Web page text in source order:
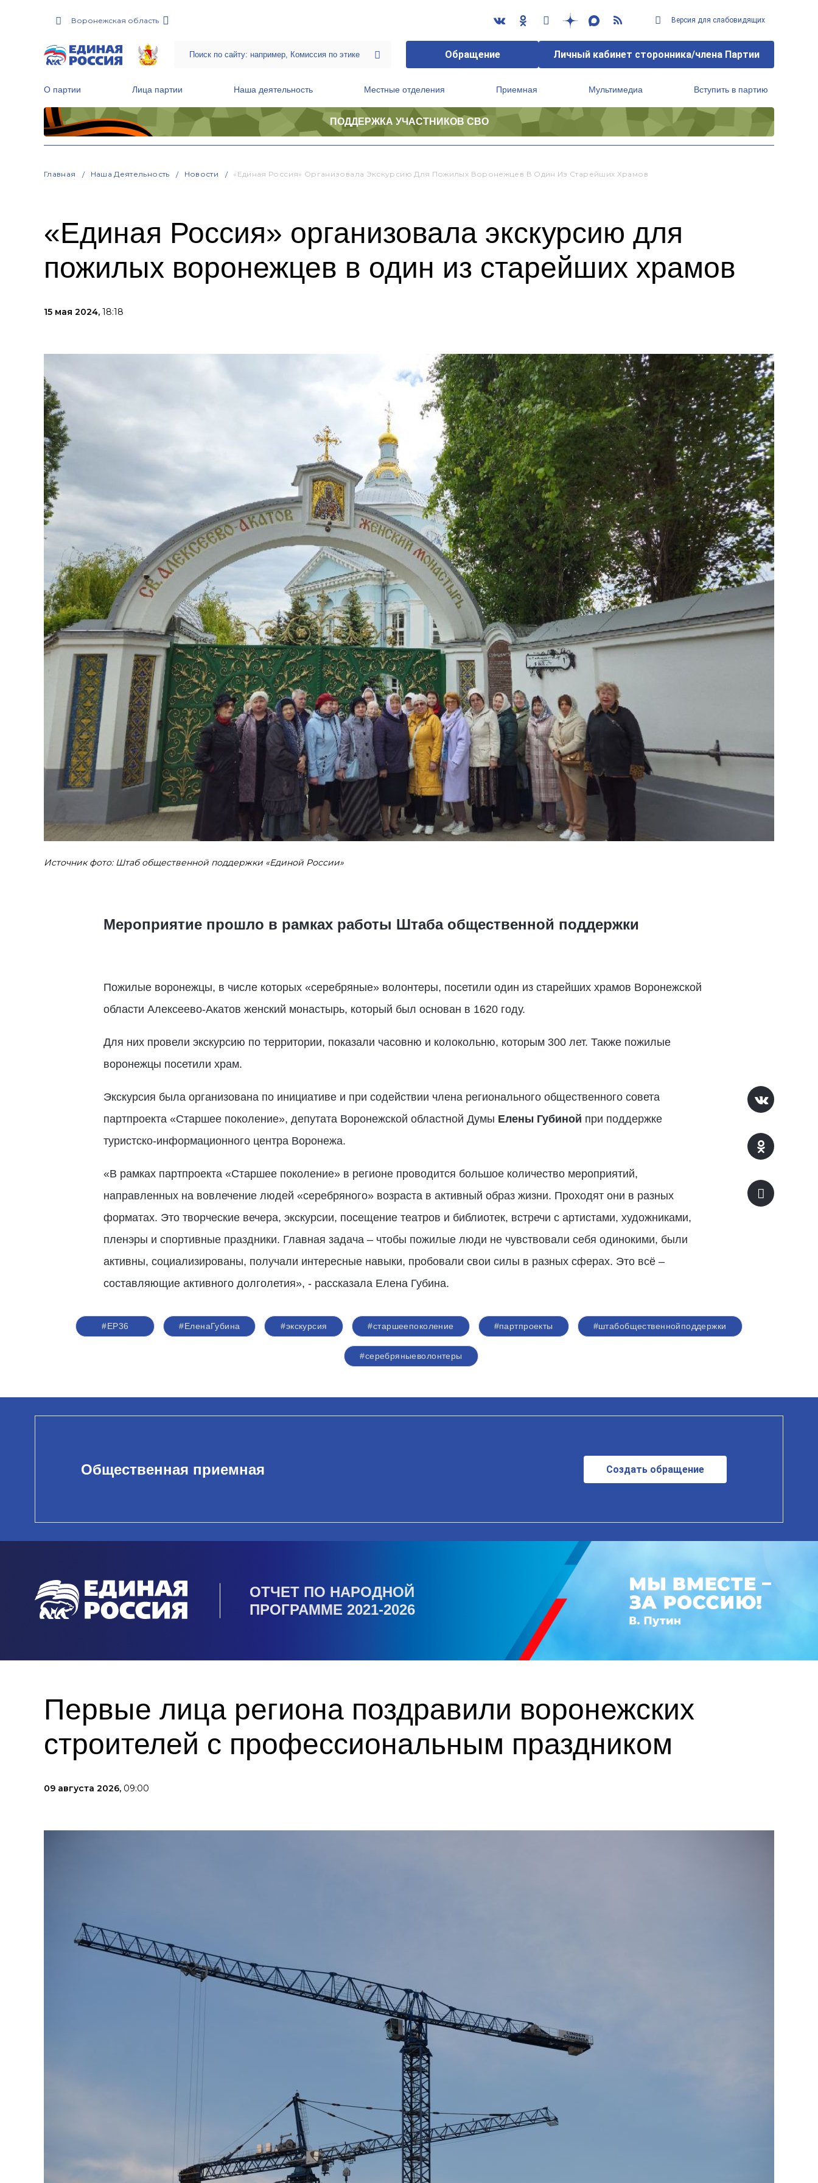
Воронежская область Версия для слабовидящих
Обращение Личный кабинет сторонника/члена Партии
О партии Лица партии Наша деятельность Местные отделения Приемная Мультимедиа Вступить в партию
ПОДДЕРЖКА УЧАСТНИКОВ СВО
Главная Наша Деятельность Новости «Единая Россия» Организовала Экскурсию Для Пожилых Воронежцев В Один Из Старейших Храмов
«Единая Россия» организовала экскурсию для
пожилых воронежцев в один из старейших храмов
15 мая 2024, 18:18
Источник фото: Штаб общественной поддержки «Единой России»
Мероприятие прошло в рамках работы Штаба общественной поддержки
Пожилые воронежцы, в числе которых «серебряные» волонтеры, посетили один из старейших храмов Воронежской
области Алексеево-Акатов женский монастырь, который был основан в 1620 году.
Для них провели экскурсию по территории, показали часовню и колокольню, которым 300 лет. Также пожилые
воронежцы посетили храм.
Экскурсия была организована по инициативе и при содействии члена регионального общественного совета
партпроекта «Старшее поколение», депутата Воронежской областной Думы Елены Губиной при поддержке
туристско-информационного центра Воронежа.
«В рамках партпроекта «Старшее поколение» в регионе проводится большое количество мероприятий,
направленных на вовлечение людей «серебряного» возраста в активный образ жизни. Проходят они в разных
форматах. Это творческие вечера, экскурсии, посещение театров и библиотек, встречи с артистами, художниками,
пленэры и спортивные праздники. Главная задача – чтобы пожилые люди не чувствовали себя одинокими, были
активны, социализированы, получали интересные навыки, пробовали свои силы в разных сферах. Это всё –
составляющие активного долголетия», - рассказала Елена Губина.
#ЕР36 #ЕленаГубина #экскурсия #старшеепоколение #партпроекты #штабобщественнойподдержки
#серебряныеволонтеры
Общественная приемная Создать обращение
ОТЧЕТ ПО НАРОДНОЙ
ПРОГРАММЕ 2021-2026
Первые лица региона поздравили воронежских
строителей с профессиональным праздником
09 августа 2026, 09:00